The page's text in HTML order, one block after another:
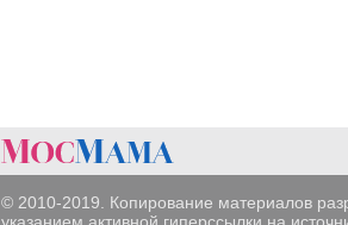
© 2010-2019. Копирование материалов